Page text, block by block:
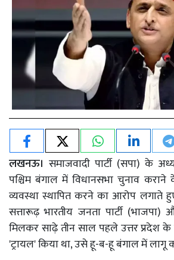
लखनऊ। समाजवादी पार्टी (सपा) के
पश्चिम बंगाल में विधानसभा चुनाव
व्यवस्था स्थापित करने का आरोप लगाते
सत्तारूढ़ भारतीय जनता पार्टी
मिलकर साढ़े तीन साल पहले उत्तर प्रदेश
'ट्रायल' किया था, उसे हू-ब-हू बंगाल में लागू